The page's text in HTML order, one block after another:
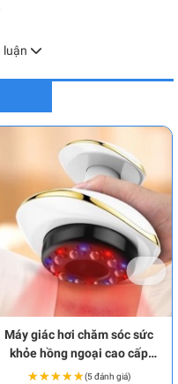
luận
Máy giác hơi chăm sóc sức
khỏe hồng ngoại cao cấp
BA1869
★★★★★
★★★★★(5 đánh giá)